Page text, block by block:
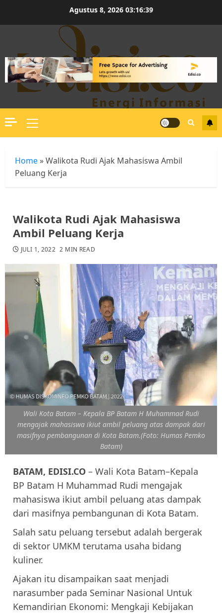
Agustus 8, 2026 03:16:40
Primary
Menu
Home »Walikota Rudi Ajak Mahasiswa Ambil
Peluang Kerja
Walikota Rudi Ajak Mahasiswa
Ambil Peluang Kerja
JULI 1, 2022 2 MIN READ
Wali Kota Batam – Kepala BP Batam H Muhammad Rudi
mengajak mahasiswa ikiut ambil peluang atas dampak dari
masifnya pembangunan di Kota Batam.(Foto: Humas Pemko
Batam)
BATAM, EDISI.CO – Wali Kota Batam–Kepala
BP Batam H Muhammad Rudi mengajak
mahasiswa ikiut ambil peluang atas dampak
dari masifnya pembangunan di Kota Batam.
Salah satu peluang tersebut adalah bergerak
di sektor UMKM terutama usaha bidang
kuliner.
Ajakan itu disampaikan saat menjadi
narasumber pada Seminar Nasional Untuk
Kemandirian Ekonomi: Mengkaji Kebijakan